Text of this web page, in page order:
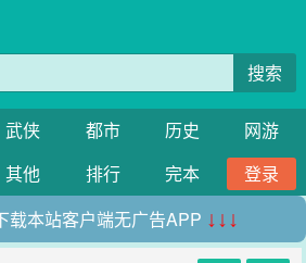
搜索
武侠 都市 历史
网游
其他 排行 完本
登录
载本站客户端无广告APP ↓↓↓